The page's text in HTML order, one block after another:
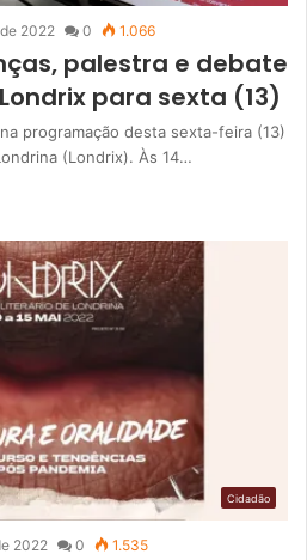
2022 0 1.066
palestra e debate
para sexta (13)
programação desta sexta-feira (13)
(Londrix). Às 14…
Cidadão
2022 0 1.535